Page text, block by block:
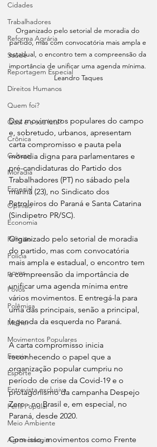
Cidades
Trabalhadores
Reforma Agrária
Saúde
Reportagem Especial
Direitos Humanos
Quem foi?
Qual é a sua luta?
Crônica
Cultura
Moradia
Especial
Opinião
Economia
Religião
Polícia
povos
Povos
Polêmica
Mulher
Movimentos Populares
Ensaio
Esporte
Entrevista exclusiva
Perfil Popular
Meio Ambiente
Agroecologia
Organizado pelo setorial de moradia do
partido, mas com convocatória mais ampla e
estadual, o encontro tem a compreensão da
importância de unificar uma agenda mínima.
Leandro Taques
Dez movimentos populares do campo
e, sobretudo, urbanos, apresentam
carta compromisso e pauta pela
moradia digna para parlamentares e
pré-candidaturas do Partido dos
Trabalhadores (PT) no sábado pela
manhã (23), no Sindicato dos
Petroleiros do Paraná e Santa Catarina
(Sindipetro PR/SC).
Organizado pelo setorial de moradia
do partido, mas com convocatória
mais ampla e estadual, o encontro tem
a compreensão da importância de
unificar uma agenda mínima entre
vários movimentos. E entregá-la para
uma das principais, senão a principal,
legenda da esquerda no Paraná.
A carta compromisso inicia
reconhecendo o papel que a
organização popular cumpriu no
período de crise da Covid-19 e o
protagonismo da campanha Despejo
Zero - no Brasil e, em especial, no
Paraná, desde 2020.
Com isso, movimentos como Frente